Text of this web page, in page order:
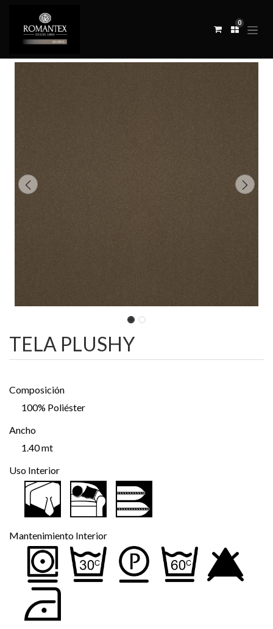
0
TELA PLUSHY
Composición
100% Poliéster
Ancho
1.40 mt
Uso Interior
Mantenimiento Interior